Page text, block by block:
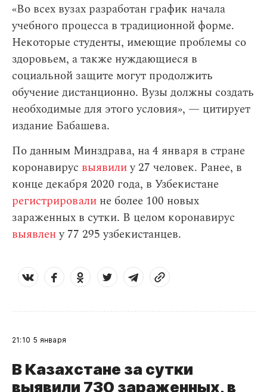
«Во всех вузах разработан график начала
учебного процесса в традиционной форме.
Некоторые студенты, имеющие проблемы со
здоровьем, а также нуждающиеся в
социальной защите могут продолжить
обучение дистанционно. Вузы должны создать
необходимые для этого условия», — цитирует
издание Бабашева.
По данным Минздрава, на 4 января в стране
коронавирус выявилиу 27 человек. Ранее, в
конце декабря 2020 года, в Узбекистане
регистрировали не более 100 новых
зараженных в сутки. В целом коронавирус
выявлену 77 295 узбекистанцев.
21:10 5 января
В Казахстане за сутки
выявили 730 зараженных, в